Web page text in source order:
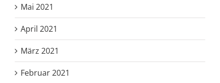
Mai 2021
April 2021
März 2021
Februar 2021